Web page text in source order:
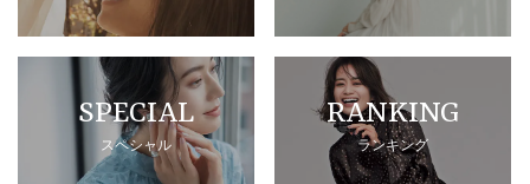
SPECIAL
スペシャル
RANKING
ランキング